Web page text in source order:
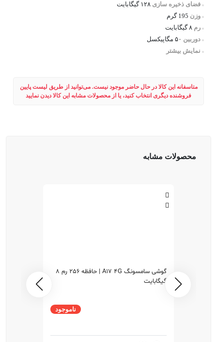
فضای ذخیره سازی ۱۲۸ گیگابایت
وزن 195 گرم
رم ۸ گیگابایت
دوربین ۵۰ مگاپیکسل
نمایش بیشتر
متاسفانه این کالا در حال حاضر موجود نیست. می‌توانید از طریق لیست پایین
فروشنده دیگری انتخاب کنید، یا از محصولات مشابه این کالا دیدن نمایید
محصولات مشابه
گوشی سامسونگ A17 4G | حافظه 256 رم 8
گیگابایت
ناموجود